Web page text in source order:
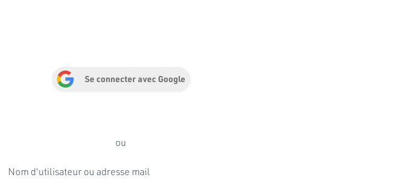
Se connecter avec Google
ou
Nom d'utilisateur ou adresse mail